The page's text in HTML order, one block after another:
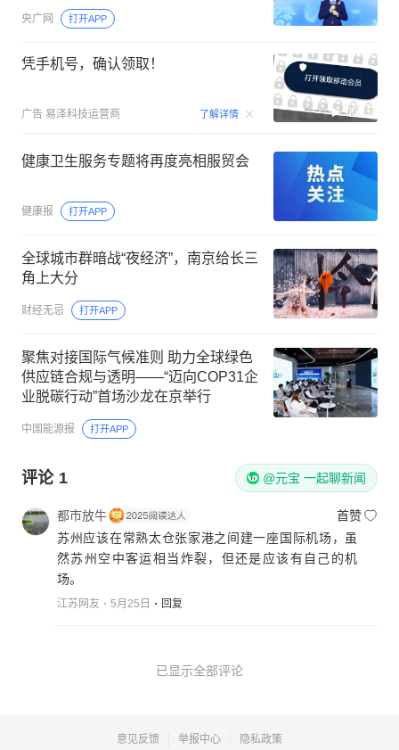
央广网 打开APP
凭手机号，确认领取！
广告 易泽科技运营商 了解详情 00:15
健康卫生服务专题将再度亮相服贸会
健康报 打开APP
全球城市群暗战“夜经济”，南京给长三
角上大分
财经无忌 打开APP
聚焦对接国际气候准则 助力全球绿色
供应链合规与透明——“迈向COP31企
业脱碳行动”首场沙龙在京举行
中国能源报 打开APP
评论 1 @元宝 一起聊新闻
都市放牛
首赞
苏州应该在常熟太仓张家港之间建一座国际机场，虽
然苏州空中客运相当炸裂，但还是应该有自己的机
场。
江苏网友 5月25日 回复
已显示全部评论
意见反馈 举报中心 隐私政策